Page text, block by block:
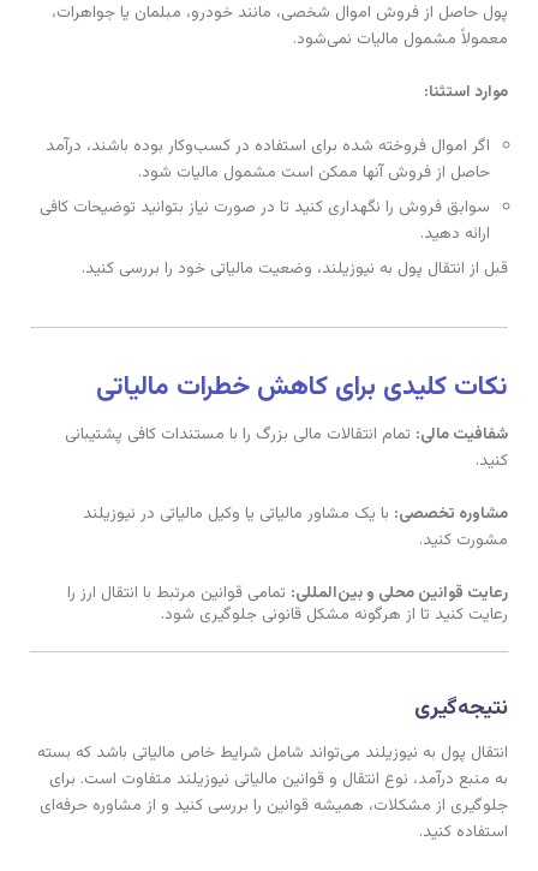
پول حاصل از فروش اموال شخصی، مانند خودرو، مبلمان یا جواهرات،
معمولاً مشمول مالیات نمی‌شود.
موارد استثنا:
اگر اموال فروخته شده برای استفاده در کسب‌وکار بوده باشند، درآمد
حاصل از فروش آنها ممکن است مشمول مالیات شود.
سوابق فروش را نگهداری کنید تا در صورت نیاز بتوانید توضیحات کافی
ارائه دهید.
قبل از انتقال پول به نیوزیلند، وضعیت مالیاتی خود را بررسی کنید.
نکات کلیدی برای کاهش خطرات مالیاتی
شفافیت مالی: تمام انتقالات مالی بزرگ را با مستندات کافی پشتیبانی
کنید.
مشاوره تخصصی: با یک مشاور مالیاتی یا وکیل مالیاتی در نیوزیلند
مشورت کنید.
رعایت قوانین محلی و بین‌المللی: تمامی قوانین مرتبط با انتقال ارز را
رعایت کنید تا از هرگونه مشکل قانونی جلوگیری شود.
نتیجه‌گیری
انتقال پول به نیوزیلند می‌تواند شامل شرایط خاص مالیاتی باشد که بسته
به منبع درآمد، نوع انتقال و قوانین مالیاتی نیوزیلند متفاوت است. برای
جلوگیری از مشکلات، همیشه قوانین را بررسی کنید و از مشاوره حرفه‌ای
استفاده کنید.